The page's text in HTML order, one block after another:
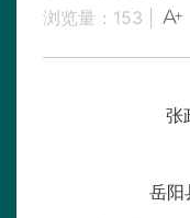
浏览量： 153
张政
岳阳